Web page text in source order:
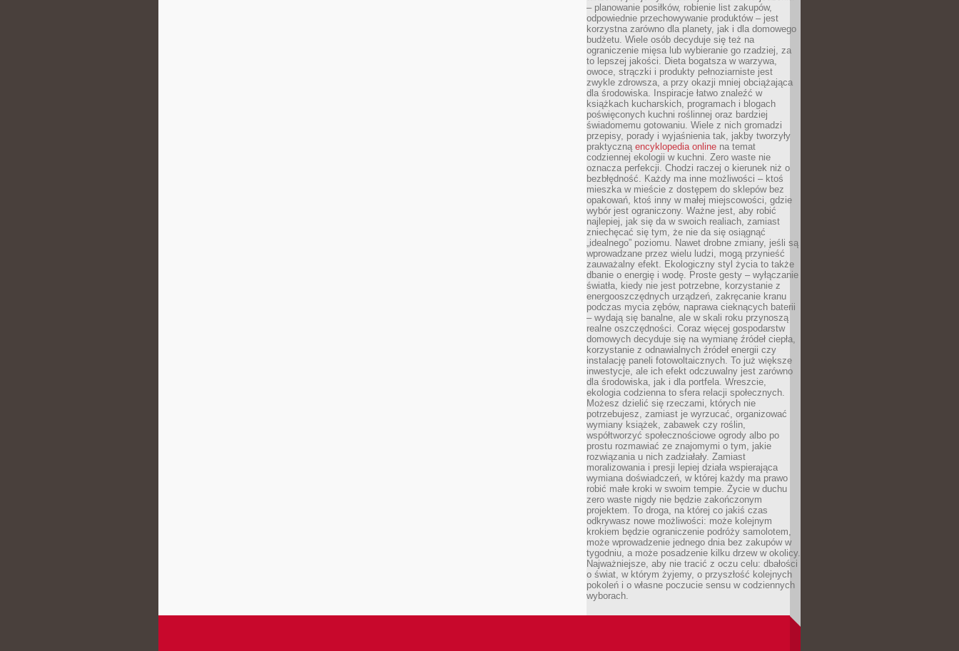
– planowanie posiłków, robienie list zakupów,
odpowiednie przechowywanie produktów – jest
korzystna zarówno dla planety, jak i dla domowego
budżetu. Wiele osób decyduje się też na
ograniczenie mięsa lub wybieranie go rzadziej, za
to lepszej jakości. Dieta bogatsza w warzywa,
owoce, strączki i produkty pełnoziarniste jest
zwykle zdrowsza, a przy okazji mniej obciążająca
dla środowiska. Inspiracje łatwo znaleźć w
książkach kucharskich, programach i blogach
poświęconych kuchni roślinnej oraz bardziej
świadomemu gotowaniu. Wiele z nich gromadzi
przepisy, porady i wyjaśnienia tak, jakby tworzyły
praktyczną encyklopedia online na temat
codziennej ekologii w kuchni. Zero waste nie
oznacza perfekcji. Chodzi raczej o kierunek niż o
bezbłędność. Każdy ma inne możliwości – ktoś
mieszka w mieście z dostępem do sklepów bez
opakowań, ktoś inny w małej miejscowości, gdzie
wybór jest ograniczony. Ważne jest, aby robić
najlepiej, jak się da w swoich realiach, zamiast
zniechęcać się tym, że nie da się osiągnąć
„idealnego” poziomu. Nawet drobne zmiany, jeśli są
wprowadzane przez wielu ludzi, mogą przynieść
zauważalny efekt. Ekologiczny styl życia to także
dbanie o energię i wodę. Proste gesty – wyłączanie
światła, kiedy nie jest potrzebne, korzystanie z
energooszczędnych urządzeń, zakręcanie kranu
podczas mycia zębów, naprawa cieknących baterii
– wydają się banalne, ale w skali roku przynoszą
realne oszczędności. Coraz więcej gospodarstw
domowych decyduje się na wymianę źródeł ciepła,
korzystanie z odnawialnych źródeł energii czy
instalację paneli fotowoltaicznych. To już większe
inwestycje, ale ich efekt odczuwalny jest zarówno
dla środowiska, jak i dla portfela. Wreszcie,
ekologia codzienna to sfera relacji społecznych.
Możesz dzielić się rzeczami, których nie
potrzebujesz, zamiast je wyrzucać, organizować
wymiany książek, zabawek czy roślin,
współtworzyć społecznościowe ogrody albo po
prostu rozmawiać ze znajomymi o tym, jakie
rozwiązania u nich zadziałały. Zamiast
moralizowania i presji lepiej działa wspierająca
wymiana doświadczeń, w której każdy ma prawo
robić małe kroki w swoim tempie. Życie w duchu
zero waste nigdy nie będzie zakończonym
projektem. To droga, na której co jakiś czas
odkrywasz nowe możliwości: może kolejnym
krokiem będzie ograniczenie podróży samolotem,
może wprowadzenie jednego dnia bez zakupów w
tygodniu, a może posadzenie kilku drzew w okolicy.
Najważniejsze, aby nie tracić z oczu celu: dbałości
o świat, w którym żyjemy, o przyszłość kolejnych
pokoleń i o własne poczucie sensu w codziennych
wyborach.